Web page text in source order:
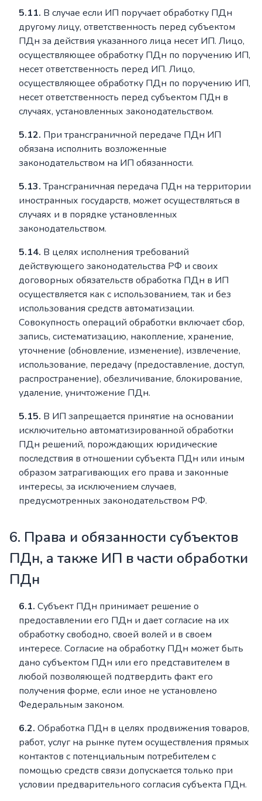
5.11. В случае если ИП поручает обработку ПДн
другому лицу, ответственность перед субъектом
ПДн за действия указанного лица несет ИП. Лицо,
осуществляющее обработку ПДн по поручению ИП,
несет ответственность перед ИП. Лицо,
осуществляющее обработку ПДн по поручению ИП,
несет ответственность перед субъектом ПДн в
случаях, установленных законодательством.
5.12. При трансграничной передаче ПДн ИП
обязана исполнить возложенные
законодательством на ИП обязанности.
5.13.Трансграничная передача ПДн на территории
иностранных государств, может осуществляться в
случаях и в порядке установленных
законодательством.
5.14. В целях исполнения требований
действующего законодательства РФ и своих
договорных обязательств обработка ПДн в ИП
осуществляется как с использованием, так и без
использования средств автоматизации.
Совокупность операций обработки включает сбор,
запись, систематизацию, накопление, хранение,
уточнение (обновление, изменение), извлечение,
использование, передачу (предоставление, доступ,
распространение), обезличивание, блокирование,
удаление, уничтожение ПДн.
5.15. В ИП запрещается принятие на основании
исключительно автоматизированной обработки
ПДн решений, порождающих юридические
последствия в отношении субъекта ПДн или иным
образом затрагивающих его права и законные
интересы, за исключением случаев,
предусмотренных законодательством РФ.
6. Права и обязанности субъектов
ПДн, а также ИП в части обработки
ПДн
6.1. Субъект ПДн принимает решение о
предоставлении его ПДн и дает согласие на их
обработку свободно, своей волей и в своем
интересе. Согласие на обработку ПДн может быть
дано субъектом ПДн или его представителем в
любой позволяющей подтвердить факт его
получения форме, если иное не установлено
Федеральным законом.
6.2. Обработка ПДн в целях продвижения товаров,
работ, услуг на рынке путем осуществления прямых
контактов с потенциальным потребителем с
помощью средств связи допускается только при
условии предварительного согласия субъекта ПДн.